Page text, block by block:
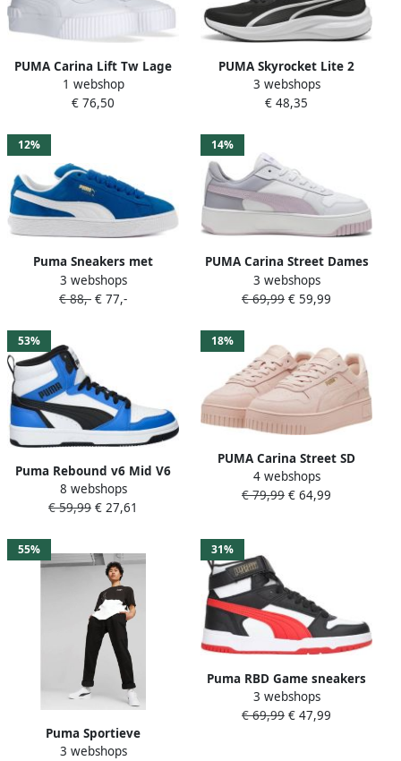
PUMA Carina Lift Tw Lage
sneakers Leren Sneaker
Dames Wit
1 webshop
€ 76,50
PUMA Skyrocket Lite 2
Hardloopschoenen Zwart 1
2
3 webshops
€ 48,35
12%
Puma Sneakers met
labeldetails model 'Suede'
3 webshops
€ 88,- € 77,-
14%
PUMA Carina Street Dames
Sneakers White-Grape Mist-
Silver
3 webshops
€ 69,99 € 59,99
53%
Puma Rebound v6 Mid V6
Mid sneakers wit zwart
kobaltblauw Imitatieleer
8 webshops
€ 59,99 € 27,61
18%
PUMA Carina Street SD
Dames Sneakers Rose
Quartz-Rose Quartz- Gold
4 webshops
€ 79,99 € 64,99
55%
Puma Sportieve
Herensneaker met Subtiele
3 webshops
31%
Puma RBD Game sneakers
wit rood zwart Gerecycled
polyester 35.5
3 webshops
€ 69,99 € 47,99